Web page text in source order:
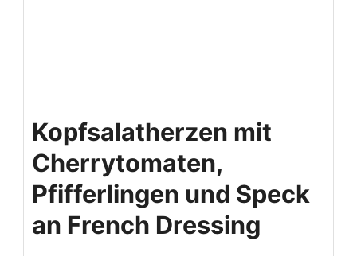
Kopfsalatherzen mit
Cherrytomaten,
Pfifferlingen und Speck
an French Dressing